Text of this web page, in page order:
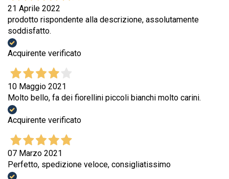
21 Aprile 2022
prodotto rispondente alla descrizione, assolutamente
soddisfatto.
Acquirente verificato
10 Maggio 2021
Molto bello, fa dei fiorellini piccoli bianchi molto carini.
Acquirente verificato
07 Marzo 2021
Perfetto, spedizione veloce, consigliatissimo